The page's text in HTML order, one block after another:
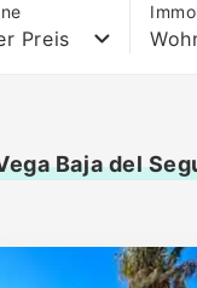
Preis
Baja del